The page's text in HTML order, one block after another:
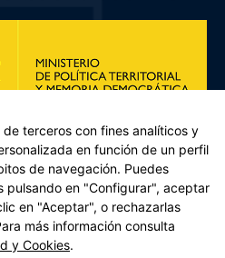
y Resiliencia – Financiado por
terceros con fines analíticos y
en función de un perfil
de navegación. Puedes
pulsando en "Configurar", aceptar
en "Aceptar", o rechazarlas
más información consulta
y Cookies.